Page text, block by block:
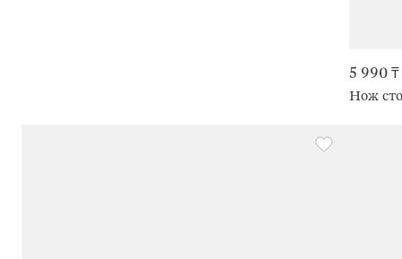
5 990 ₸
Нож